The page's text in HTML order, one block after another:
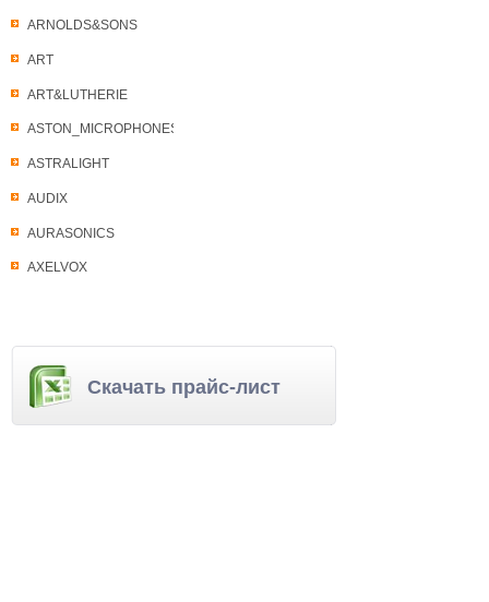
ARNOLDS&SONS
ART
ART&LUTHERIE
ASTON_MICROPHONES
ASTRALIGHT
AUDIX
AURASONICS
AXELVOX
Скачать прайс-лист